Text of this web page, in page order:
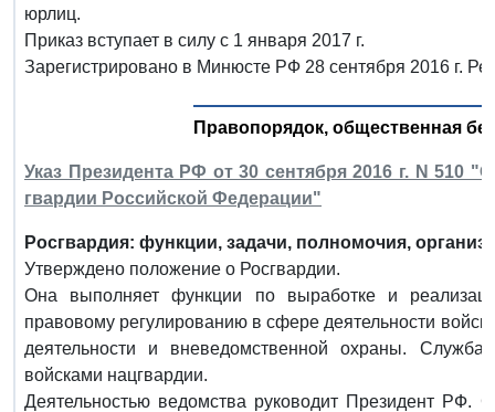
юрлиц.
Приказ вступает в силу с 1 января 2017 г.
Зарегистрировано в Минюсте РФ 28 сентября 2016 г.
Правопорядок, общественная
Указ Президента РФ от 30 сентября 2016 г. N 510
гвардии Российской Федерации"
Росгвардия: функции, задачи, полномочия,
Утверждено положение о Росгвардии.
Она выполняет функции по выработке и
правовому регулированию в сфере деятельности
деятельности и вневедомственной охраны.
войсками нацгвардии.
Деятельностью ведомства руководит Президент РФ.